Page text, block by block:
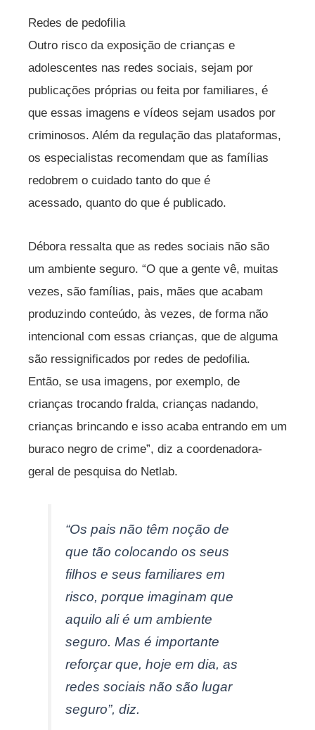
Redes de pedofilia
Outro risco da exposição de crianças e
adolescentes nas redes sociais, sejam por
publicações próprias ou feita por familiares, é
que essas imagens e vídeos sejam usados por
criminosos. Além da regulação das plataformas,
os especialistas recomendam que as famílias
redobrem o cuidado tanto do que é
acessado, quanto do que é publicado.
Débora ressalta que as redes sociais não são
um ambiente seguro. “O que a gente vê, muitas
vezes, são famílias, pais, mães que acabam
produzindo conteúdo, às vezes, de forma não
intencional com essas crianças, que de alguma
são ressignificados por redes de pedofilia.
Então, se usa imagens, por exemplo, de
crianças trocando fralda, crianças nadando,
crianças brincando e isso acaba entrando em um
buraco negro de crime”, diz a coordenadora-
geral de pesquisa do Netlab.
“Os pais não têm noção de
que tão colocando os seus
filhos e seus familiares em
risco, porque imaginam que
aquilo ali é um ambiente
seguro. Mas é importante
reforçar que, hoje em dia, as
redes sociais não são lugar
seguro”, diz.